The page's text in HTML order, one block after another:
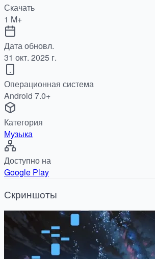
Скачать
1 M+
Дата обновл.
31 окт. 2025 г.
Операционная система
Android 7.0+
Категория
Музыка
Доступно на
Google Play
Скриншоты